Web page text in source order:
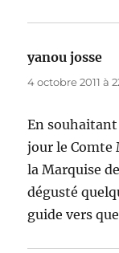
yanou josse
4 octobre 2011 à
En
jour le Comte
la Marquise
dégusté
guide vers